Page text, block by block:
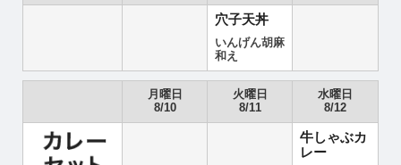
穴子天丼
いんげん胡麻
和え
月曜日
8/10
火曜日
8/11
水曜日
8/12
牛しゃぶカ
レー